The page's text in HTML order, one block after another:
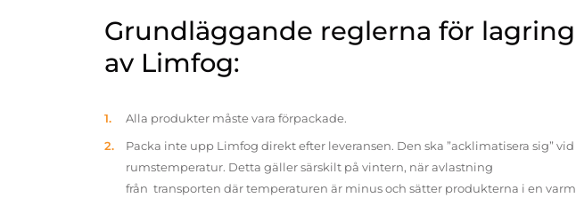
Grundläggande reglerna för lagring
av Limfog:
Alla produkter måste vara förpackade.
Packa inte upp Limfog direkt efter leveransen. Den ska ”acklimatisera sig” vid
rumstemperatur. Detta gäller särskilt på vintern, när avlastning
från transporten där temperaturen är minus och sätter produkterna i en varm